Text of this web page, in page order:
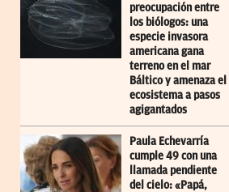
preocupación entre
los biólogos: una
especie invasora
americana gana
terreno en el mar
Báltico y amenaza el
ecosistema a pasos
agigantados
Paula Echevarría
cumple 49 con una
llamada pendiente
del cielo: «Papá,